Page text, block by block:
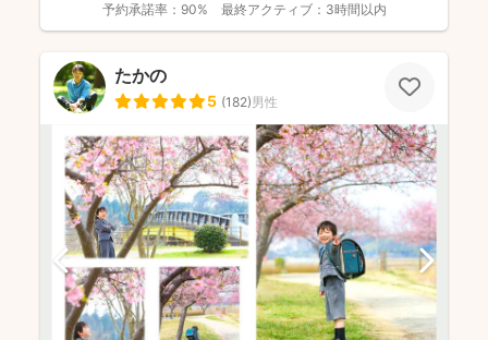
予約承諾率： 90% 最終アクティブ： 3時間以内
たかの
5 (182)男性